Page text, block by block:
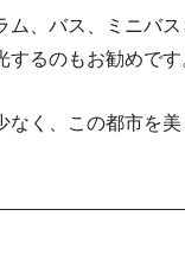
、バス、ミニバ
るのもお勧めです
なく、この都市を